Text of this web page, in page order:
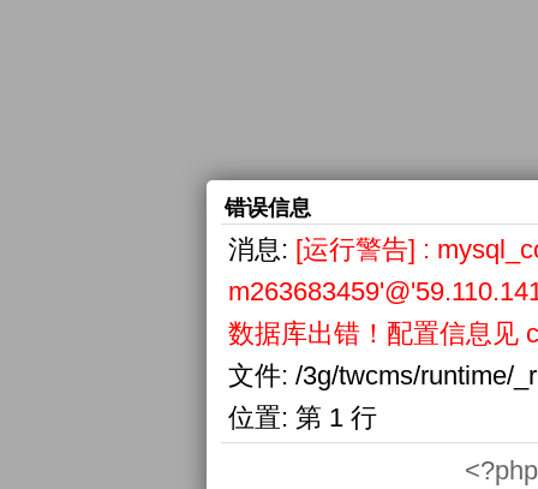
错误信息
消息: [运行警告] :
数据库出错！配置信息见
文件: /3g/twcms/runtime/
位置: 第 1 行